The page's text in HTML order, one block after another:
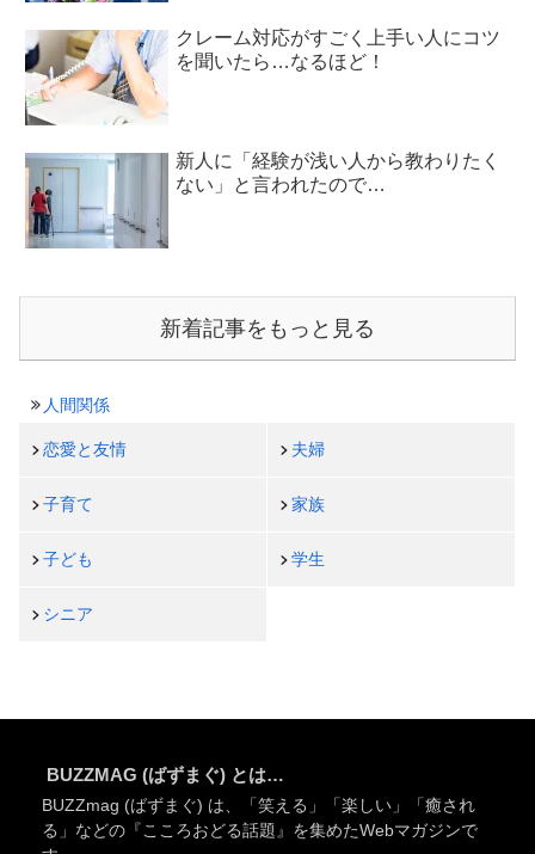
クレーム対応がすごく上手い人にコツ
を聞いたら…なるほど！
新人に「経験が浅い人から教わりたく
ない」と言われたので…
新着記事をもっと見る
人間関係
恋愛と友情 夫婦
子育て 家族
子ども 学生
シニア
BUZZMAG (ばずまぐ) とは…
BUZZmag (ばずまぐ) は、「笑える」「楽しい」「癒され
る」などの『こころおどる話題』を集めたWebマガジンで